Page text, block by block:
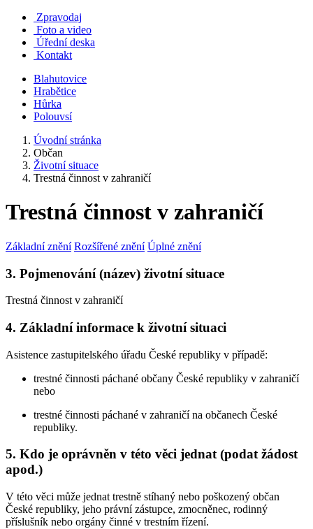
Zpravodaj
Foto a video
Úřední deska
Kontakt
Blahutovice
Hrabětice
Hůrka
Polouvsí
Úvodní stránka
Občan
Životní situace
Trestná činnost v zahraničí
Trestná činnost v zahraničí
Základní znění Rozšířené znění Úplné znění
3. Pojmenování (název) životní situace
Trestná činnost v zahraničí
4. Základní informace k životní situaci
Asistence zastupitelského úřadu České republiky v případě:
trestné činnosti páchané občany České republiky v zahraničí
nebo
trestné činnosti páchané v zahraničí na občanech České
republiky.
5. Kdo je oprávněn v této věci jednat (podat žádost
apod.)
V této věci může jednat trestně stíhaný nebo poškozený občan
České republiky, jeho právní zástupce, zmocněnec, rodinný
příslušník nebo orgány činné v trestním řízení.